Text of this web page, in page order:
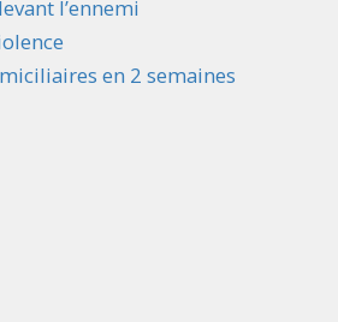
l’ennemi
en 2 semaines